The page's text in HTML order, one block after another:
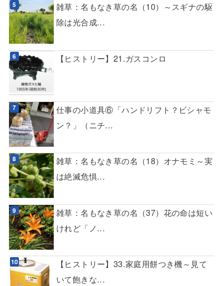
雑草：名もなき草の名（10）～スギナの駆
除は光合成...
【ヒストリー】21.ガスコンロ
仕事の小道具⑥「ハンドリフト？ビシャモ
ン？」（ニチ...
雑草：名もなき草の名（18）オナモミ～実
は絶滅危惧...
雑草：名もなき草の名（37）花の命は短い
けれど「ノ...
【ヒストリー】33.家庭用餅つき機～見て
いて飽きな...